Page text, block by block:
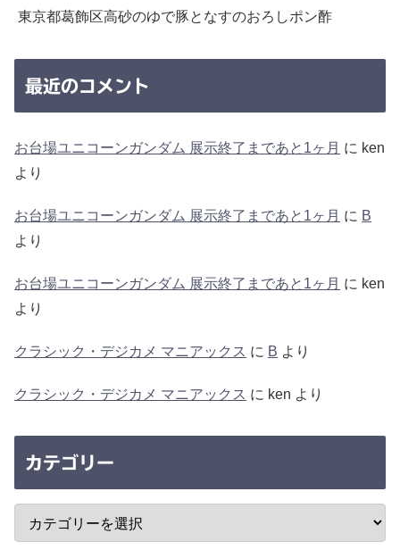
東京都葛飾区高砂のゆで豚となすのおろしポン酢
最近のコメント
お台場ユニコーンガンダム 展示終了まであと1ヶ月 に ken
より
お台場ユニコーンガンダム 展示終了まであと1ヶ月 に B
より
お台場ユニコーンガンダム 展示終了まであと1ヶ月 に ken
より
クラシック・デジカメ マニアックス に B より
クラシック・デジカメ マニアックス に ken より
カテゴリー